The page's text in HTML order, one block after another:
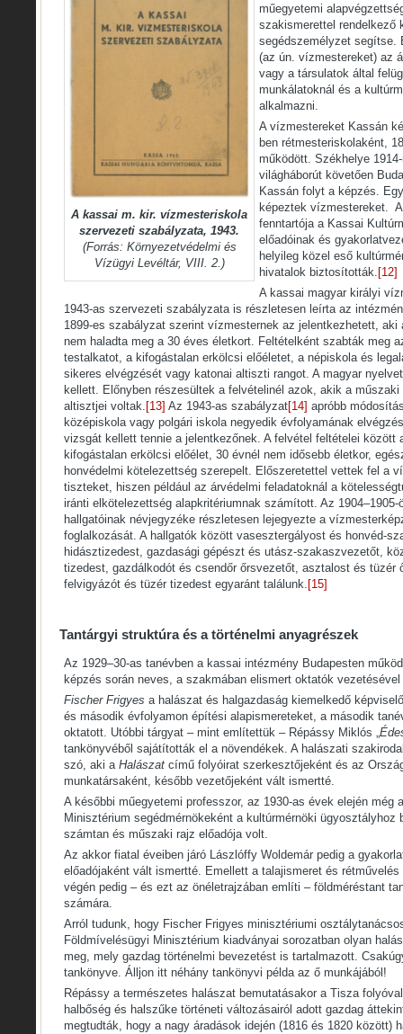
A kassai m. kir. vízmesteriskola
szervezeti szabályzata, 1943.
(Forrás: Környezetvédelmi és
Vízügyi Levéltár, VIII. 2.)
műegyetemi
szakismerettel rendelkező
segédszemélyzet segítse.
(az ún. vízmestereket) az
vagy a társulatok által
munkálatoknál és a
alkalmazni.
A vízmestereket Kassán
ben rétmesteriskolaként,
működött. Székhelye
világháborút követően
Kassán folyt a képzés.
képeztek vízmestereket.
fenntartója a Kassai
előadóinak és
helyileg közel eső
hivatalok biztosították. [12]
A kassai magyar királyi
1943-as szervezeti szabályzata is részletesen leírta az
1899-es szabályzat szerint vízmesternek az jelentkezhetett, aki
nem haladta meg a 30 éves életkort. Feltételként szabták meg
testalkatot, a kifogástalan erkölcsi előéletet, a népiskola és
sikeres elvégzését vagy katonai altiszti rangot. A magyar
kellett. Előnyben részesültek a felvételinél azok, akik a
altisztjei voltak. [13] Az 1943-as szabályzat[14] apróbb
középiskola vagy polgári iskola negyedik évfolyamának
vizsgát kellett tennie a jelentkezőnek. A felvétel feltételei között
kifogástalan erkölcsi előélet, 30 évnél nem idősebb életkor,
honvédelmi kötelezettség szerepelt. Előszeretettel vettek fel a
tiszteket, hiszen például az árvédelmi feladatoknál a
iránti elkötelezettség alapkritériumnak számított. Az
hallgatóinak névjegyzéke részletesen lejegyezte a
foglalkozását. A hallgatók között vasesztergályost és honvéd-
hidásztizedest, gazdasági gépészt és utász-szakaszvezetőt,
tizedest, gazdálkodót és csendőr őrsvezetőt, asztalost és tüzér
felvigyázót és tüzér tizedest egyaránt találunk. [15]
Tantárgyi struktúra és a történelmi anyagrészek
Az 1929–30-as tanévben a kassai intézmény Budapesten
képzés során neves, a szakmában elismert oktatók
Fischer Frigyes a halászat és halgazdaság kiemelkedő
és második évfolyamon építési alapismereteket, a második
oktatott. Utóbbi tárgyat – mint említettük – Répássy Miklós „
tankönyvéből sajátították el a növendékek. A halászati
szó, aki a Halászat című folyóirat szerkesztőjeként és az
munkatársaként, később vezetőjeként vált ismertté.
A későbbi műegyetemi professzor, az 1930-as évek elején még
Minisztérium segédmérnökeként a kultúrmérnöki
számtan és műszaki rajz előadója volt.
Az akkor fiatal éveiben járó Lászlóffy Woldemár pedig a
előadójaként vált ismertté. Emellett a talajismeret és
végén pedig – és ezt az önéletrajzában említi – földméréstant
számára.
Arról tudunk, hogy Fischer Frigyes minisztériumi
Földmívelésügyi Minisztérium kiadványai sorozatban olyan
meg, mely gazdag történelmi bevezetést is tartalmazott.
tankönyve. Álljon itt néhány tankönyvi példa az ő munkájából!
Répássy a természetes halászat bemutatásakor a Tisza
halbőség és halszűke történeti változásairól adott gazdag
megtudták, hogy a nagy áradások idején (1816 és 1820 között)